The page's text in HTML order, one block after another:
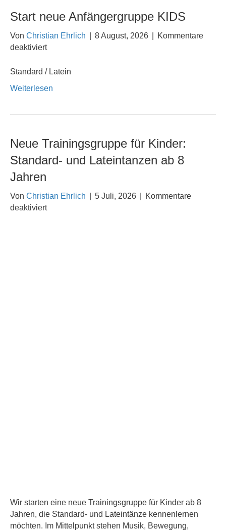
Start neue Anfängergruppe KIDS
Von Christian Ehrlich 8 August, 2026
Kommentare
deaktiviertfür
neue
KIDS
Standard / Latein
Weiterlesen
Neue Trainingsgruppe für Kinder:
Standard- und Lateintanzen ab 8
Jahren
Von Christian Ehrlich 5 Juli, 2026
Kommentare
deaktiviertfür
Wir starten eine neue Trainingsgruppe für Kinder ab 8
Jahren, die Standard- und Lateintänze kennenlernen
möchten. Im Mittelpunkt stehen Musik, Bewegung,